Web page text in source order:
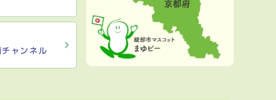
ャンネル